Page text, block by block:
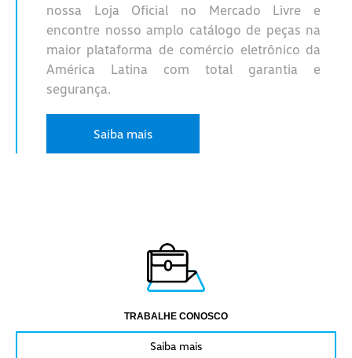
nossa Loja Oficial no Mercado Livre e
encontre nosso amplo catálogo de peças na
maior plataforma de comércio eletrônico da
América Latina com total garantia e
segurança.
Saiba mais
TRABALHE CONOSCO
Saiba mais